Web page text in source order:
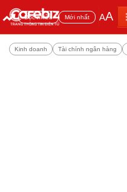
Đọc nhiều Mới nhất AA
Kinh doanh Tài chính ngân hàng